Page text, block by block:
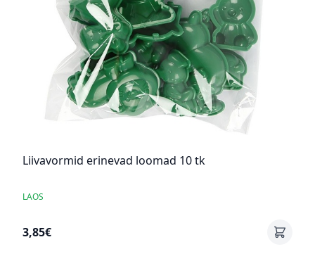
Liivavormid erinevad loomad 10 tk
LAOS
3,85€